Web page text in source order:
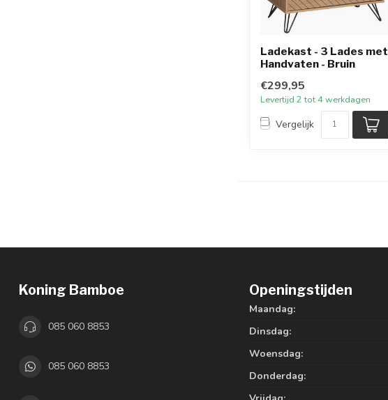
Ladekast - 3 Lades met
Handvaten - Bruin
€299,95
Levertijd 2 tot 4 werkdagen
Vergelijk
Koning Bamboe
085 060 8853
085 060 8853
Openingstijden
Maandag:
Dinsdag:
Woensdag:
Donderdag: